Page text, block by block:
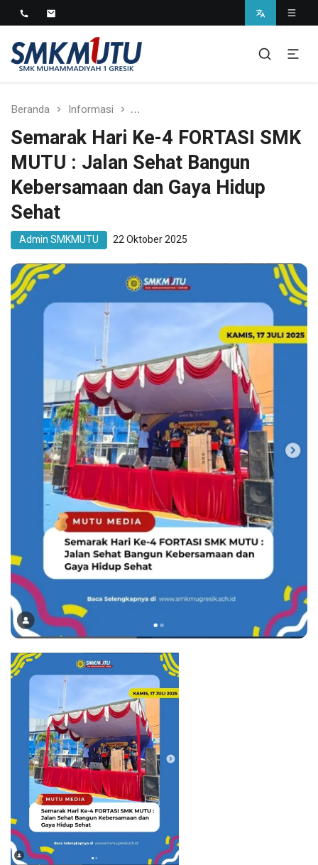
SMK Muhammadiyah 1
Gresik
Beranda Informasi Semarak Hari Ke-4 FORTASI SMK
Semarak Hari Ke-4 FORTASI SMK
MUTU : Jalan Sehat Bangun
Kebersamaan dan Gaya Hidup
Sehat
Admin SMKMUTU 22 Oktober 2025